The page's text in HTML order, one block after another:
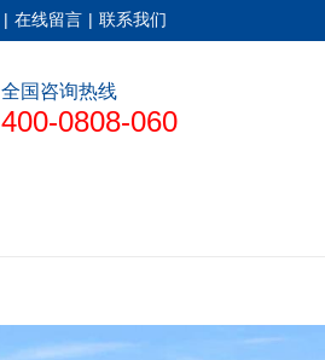
| 在线留言 | 联系我们
全国咨询热线
400-0808-060